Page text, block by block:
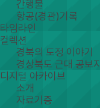
간행물
항공(경관)기록
타임라인
컬렉션
경북의 도정 이야기
경상북도 근대 공보지
디지털 아카이브
소개
자료기증